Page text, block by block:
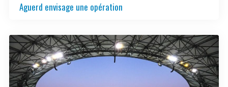
Aguerd envisage une opération